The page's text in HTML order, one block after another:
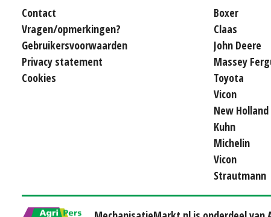
Contact
Vragen/opmerkingen?
Gebruikersvoorwaarden
Privacy statement
Cookies
Boxer
Claas
John Deere
Massey
Toyota
Vicon
New Holland
Kuhn
Michelin
Vicon
Strautmann